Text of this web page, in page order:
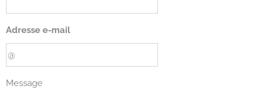
Adresse e-mail
Message